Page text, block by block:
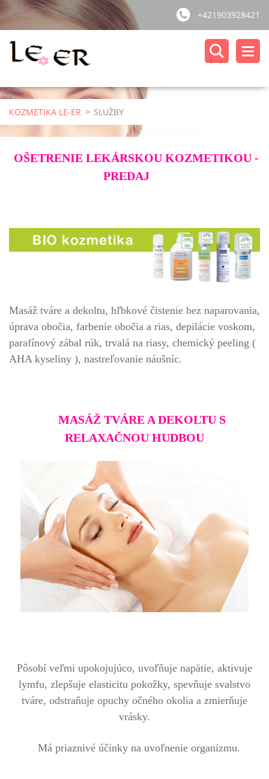
+421903928421
KOZMETIKA LE-ER > SLUŽBY
OŠETRENIE LEKÁRSKOU KOZMETIKOU -
PREDAJ
Masáž tváre a dekoltu, hľbkové čistenie bez naparovania,
úprava obočia, farbenie obočia a rias, depilácie voskom,
parafínový zábal rúk, trvalá na riasy, chemický peeling (
AHA kyseliny ), nastreľovanie náušníc.
MASÁŽ TVÁRE A DEKOLTU S
RELAXAČNOU HUDBOU
Pôsobí veľmi upokojujúco, uvoľňuje napätie, aktivuje
lymfu, zlepšuje elasticitu pokožky, spevňuje svalstvo
tváre, odstraňuje opuchy očného okolia a zmierňuje
vrásky.
Má priaznivé účinky na uvoľnenie organizmu.